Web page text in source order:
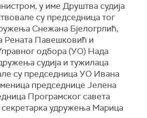
у име Друштва судија
су председница тог
Снежана Бјелогрлић,
Рената Павешковић и
одбора (УО) Нада
судија и тужилаца
су председница УО Ивана
председнице Јелена
Програмског савета
секретарка удружења Марица